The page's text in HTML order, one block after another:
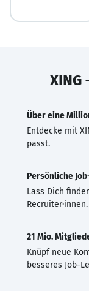
XING
Über eine
Entdecke mit
passt.
Persönliche
Lass Dich
Recruiter·innen.
21 Mio.
Knüpf neue
besseres Job-